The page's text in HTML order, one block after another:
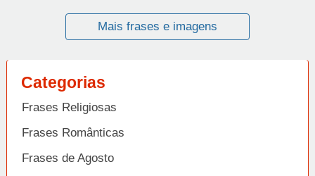
Mais frases e imagens
Categorias
Frases Religiosas
Frases Românticas
Frases de Agosto